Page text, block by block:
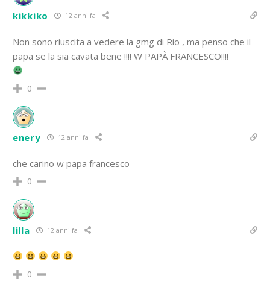
kikkiko 12 anni fa
Non sono riuscita a vedere la gmg di Rio , ma penso che il
papa se la sia cavata bene !!!! W PAPÀ FRANCESCO!!!!
0
enery 12 anni fa
che carino w papa francesco
0
lilla 12 anni fa
0